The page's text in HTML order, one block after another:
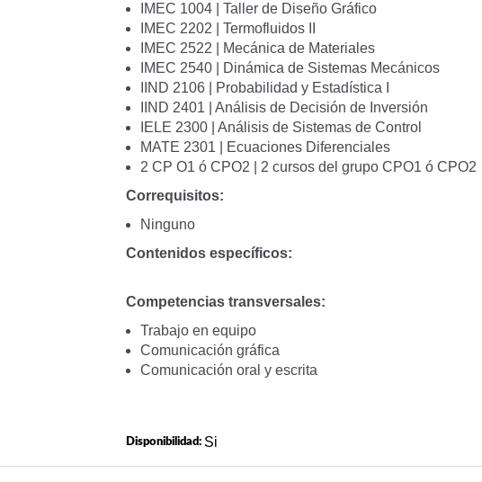
IMEC 1004 | Taller de Diseño Gráfico
IMEC 2202 | Termofluidos II
IMEC 2522 | Mecánica de Materiales
IMEC 2540 | Dinámica de Sistemas Mecánicos
IIND 2106 | Probabilidad y Estadística I
IIND 2401 | Análisis de Decisión de Inversión
IELE 2300 | Análisis de Sistemas de Control
MATE 2301 | Ecuaciones Diferenciales
2 CP O1 ó CPO2 | 2 cursos del grupo CPO1 ó CPO2
Correquisitos:
Ninguno
Contenidos específicos:
Competencias transversales:
Trabajo en equipo
Comunicación gráfica
Comunicación oral y escrita
Disponibilidad: Si